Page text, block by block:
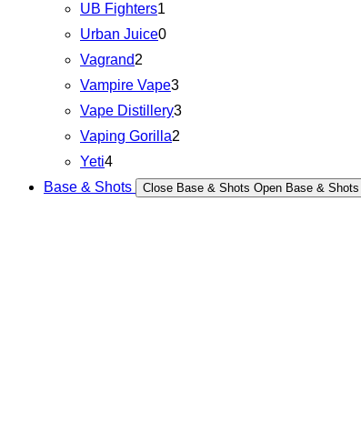
UB Fighters1
Urban Juice0
Vagrand2
Vampire Vape3
Vape Distillery3
Vaping Gorilla2
Yeti4
Base & Shots
Close Base & Shots Open Base & Shots